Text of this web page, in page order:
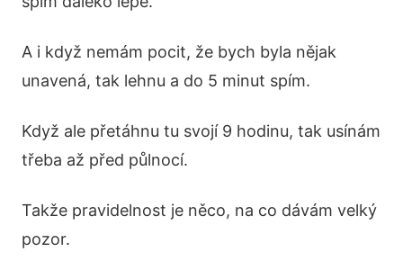
A i když nemám pocit, že bych byla nějak
unavená, tak lehnu a do 5 minut spím.
Když ale přetáhnu tu svojí 9 hodinu, tak usínám
třeba až před půlnocí.
Takže pravidelnost je něco, na co dávám velký
pozor.